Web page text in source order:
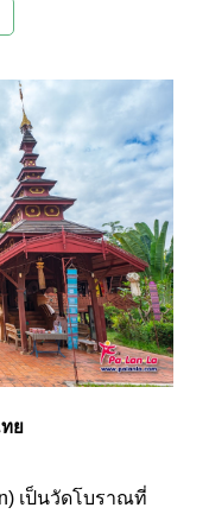
รพระธาตุช่อแฮก็
ย
เป็นวัดโบราณที่